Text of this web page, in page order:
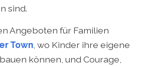
sind.
Angeboten für Familien
Town, wo Kinder ihre eigene
können, und Courage,